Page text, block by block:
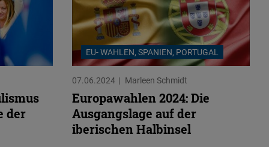
der
EU- WAHLEN, SPANIEN, PORTUGAL
07.06.2024 Marleen Schmidt
Europawahlen 2024: Die
Ausgangslage auf der
iberischen Halbinsel